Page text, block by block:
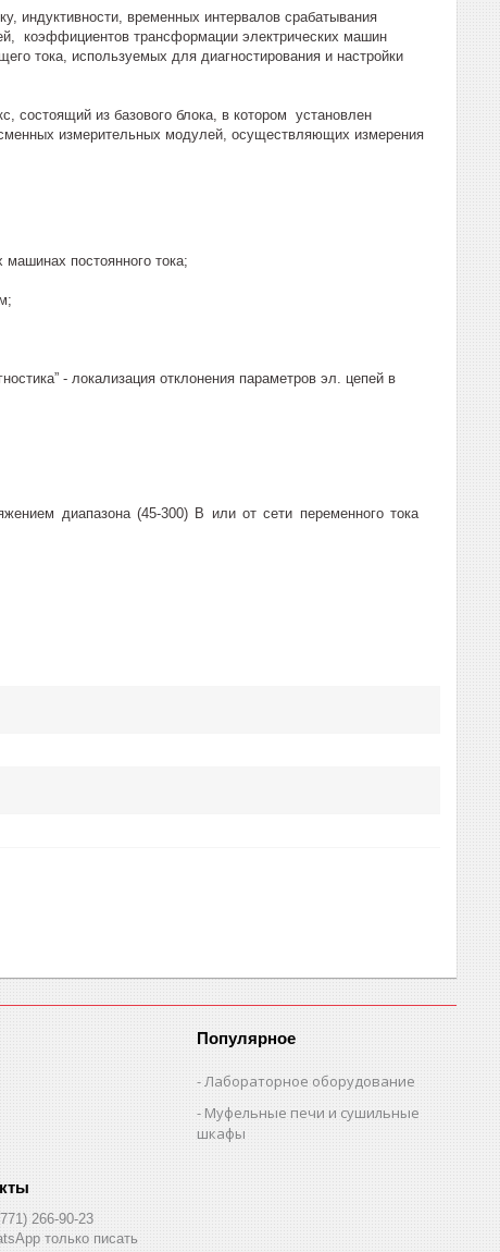
индуктивности, временных интервалов срабатывания
коэффициентов трансформации электрических машин
тока, используемых для диагностирования и настройки
состоящий из базового блока, в котором установлен
измерительных модулей, осуществляющих измерения
постоянного тока;
- локализация отклонения параметров эл. цепей в
диапазона (45-300) В или от сети переменного тока
Популярное
Лабораторное оборудование
Муфельные печи и сушильные
шкафы
266-90-23
только писать